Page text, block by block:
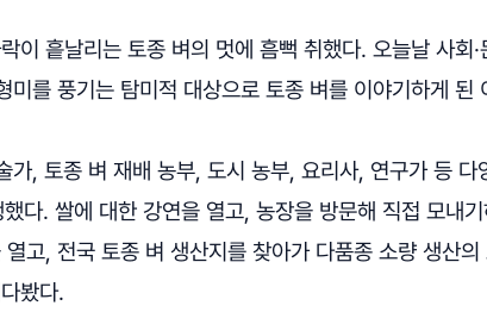
이 흩날리는 토종 벼의 멋에 흠뻑 취했다. 오늘날 사회
미를 풍기는 탐미적 대상으로 토종 벼를 이야기하게 된
, 토종 벼 재배 농부, 도시 농부, 요리사, 연구가 등 다
다. 쌀에 대한 강연을 열고, 농장을 방문해 직접 모내
고, 전국 토종 벼 생산지를 찾아가 다품종 소량 생산
봤다.